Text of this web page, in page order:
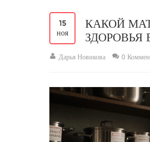
15
ноя
КАКОЙ
ЗДОРОВЬЯ
Дарья Новикова 0